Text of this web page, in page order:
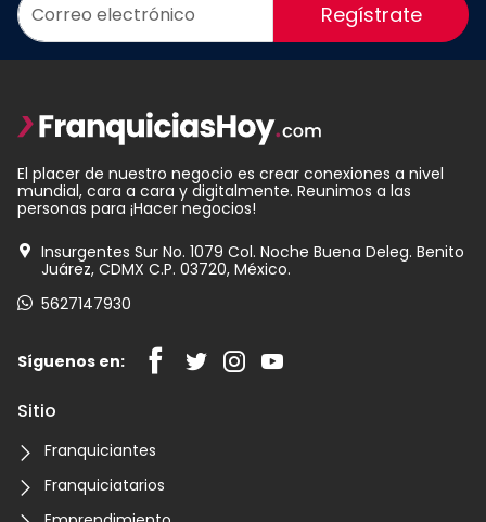
Regístrate
El placer de nuestro negocio es crear conexiones a nivel
mundial, cara a cara y digitalmente. Reunimos a las
personas para ¡Hacer negocios!
Insurgentes Sur No. 1079 Col. Noche Buena Deleg. Benito
Juárez, CDMX C.P. 03720, México.
5627147930
Síguenos en:
Sitio
Franquiciantes
Franquiciatarios